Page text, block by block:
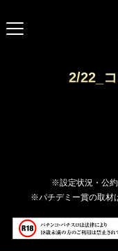
2/22_
※設定状況・公約
※パチデミー賞の取材